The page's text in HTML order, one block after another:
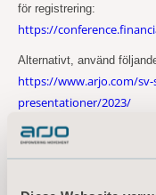
för registrering:
https://
Alternativt, använd
https://www.arjo.com/
presentationer/2023/
En inspelning av
https://